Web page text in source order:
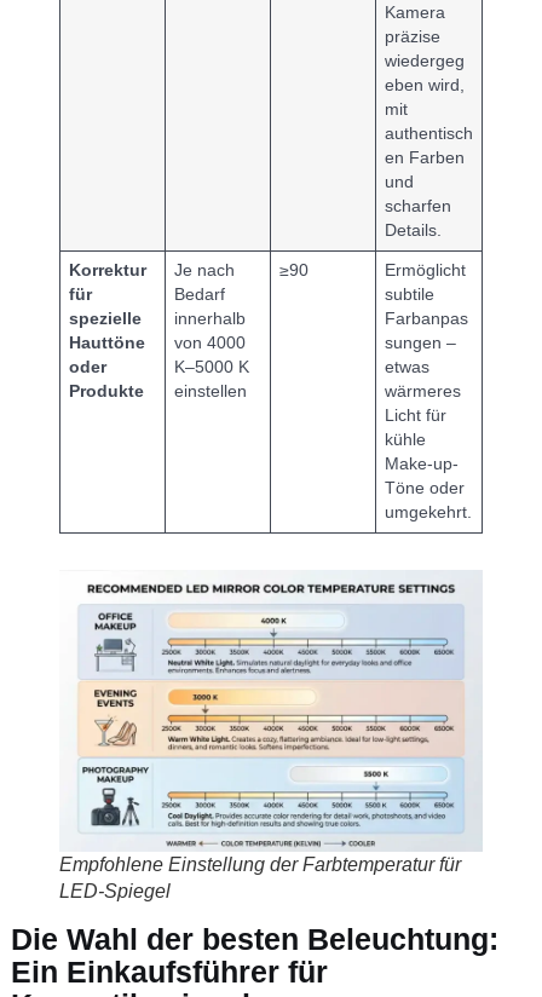
Kamera
präzise
wiedergeg
eben wird,
mit
authentisch
en Farben
und
scharfen
Details.
Korrektur
für
spezielle
Hauttöne
oder
Produkte
Je nach
Bedarf
innerhalb
von 4000
K–5000 K
einstellen
≥90
Ermöglicht
subtile
Farbanpas
sungen –
etwas
wärmeres
Licht für
kühle
Make-up-
Töne oder
umgekehrt.
Empfohlene Einstellung der Farbtemperatur für
LED-Spiegel
Die Wahl der besten Beleuchtung:
Ein Einkaufsführer für